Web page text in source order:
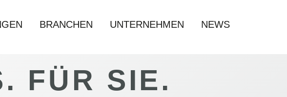
BRANCHEN UNTERNEHMEN NEWS
FÜR SIE.